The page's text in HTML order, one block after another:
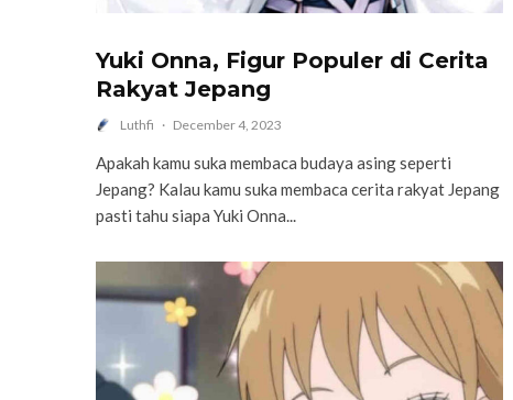
Yuki Onna, Figur Populer di Cerita
Rakyat Jepang
Luthfi · December 4, 2023
Apakah kamu suka membaca budaya asing seperti
Jepang? Kalau kamu suka membaca cerita rakyat Jepang
pasti tahu siapa Yuki Onna...